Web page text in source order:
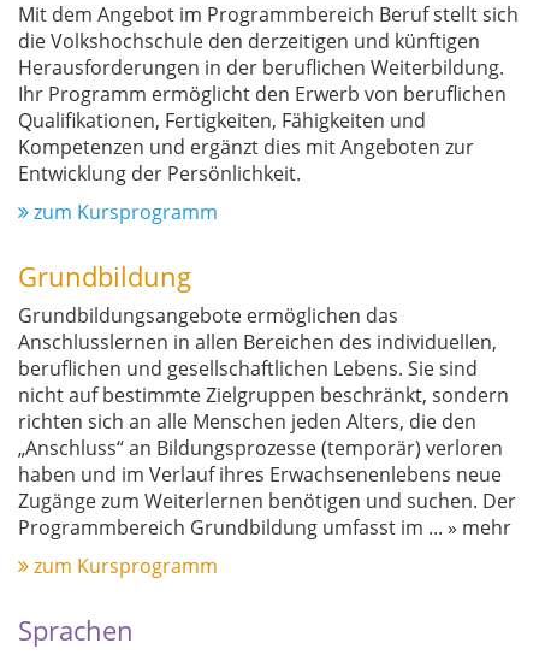
Mit dem Angebot im Programmbereich Beruf stellt sich
die Volkshochschule den derzeitigen und künftigen
Herausforderungen in der beruflichen Weiterbildung.
Ihr Programm ermöglicht den Erwerb von beruflichen
Qualifikationen, Fertigkeiten, Fähigkeiten und
Kompetenzen und ergänzt dies mit Angeboten zur
Entwicklung der Persönlichkeit.
zum Kursprogramm
Grundbildung
Grundbildungsangebote ermöglichen das
Anschlusslernen in allen Bereichen des individuellen,
beruflichen und gesellschaftlichen Lebens. Sie sind
nicht auf bestimmte Zielgruppen beschränkt, sondern
richten sich an alle Menschen jeden Alters, die den
„Anschluss“ an Bildungsprozesse (temporär) verloren
haben und im Verlauf ihres Erwachsenenlebens neue
Zugänge zum Weiterlernen benötigen und suchen. Der
Programmbereich Grundbildung umfasst im ... » mehr
zum Kursprogramm
Sprachen